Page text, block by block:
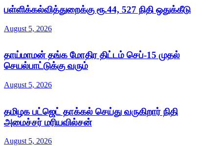
பள்ளிக்கல்வித்துறைக்கு ரூ.44, 527 நிதி ஒதுக்கீடு
August 5, 2026
தாய்மாமன் தங்க மோதிர திட்டம் செப்-15 முதல்
செயல்பாட்டுக்கு வரும்
August 5, 2026
தமிழக பட்ஜெட் தாக்கல் செய்து வருகிறார் நிதி
அமைச்சர் மரியவில்சன்
August 5, 2026